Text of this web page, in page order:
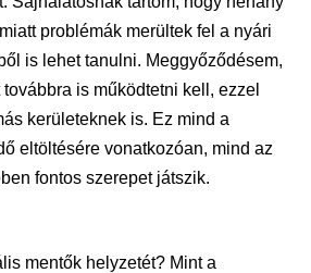
problémák merültek fel a nyári
is lehet tanulni. Meggyőződésem,
is működtetni kell, ezzel
kerületeknek is. Ez mind a
eltöltésére vonatkozóan, mind az
fontos szerepet játszik.
mentők helyzetét? Mint a